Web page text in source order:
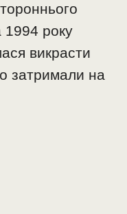
року
викрасти
затримали на